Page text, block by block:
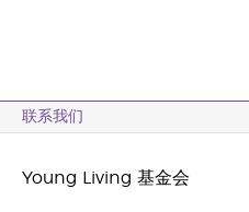
联系我们
Young Living 基金会